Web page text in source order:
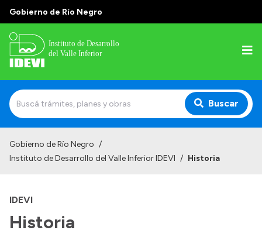
Gobierno de Río Negro
Buscar
Normativa
Gobierno de Río Negro /
Instituto de Desarrollo del Valle Inferior IDEVI / Historia
IDEVI
Historia